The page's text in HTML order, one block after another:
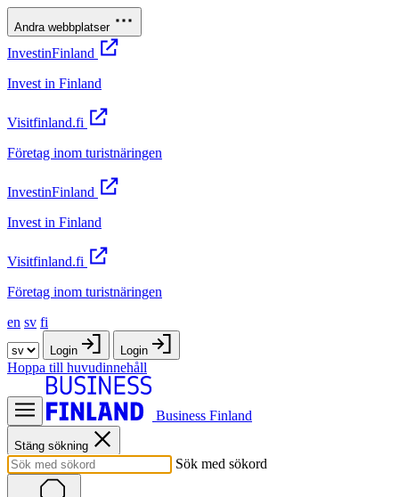
Andra webbplatser
InvestinFinland
Invest in Finland
Visitfinland.fi
Företag inom turistnäringen
InvestinFinland
Invest in Finland
Visitfinland.fi
Företag inom turistnäringen
en sv fi
Login Login
Hoppa till huvudinnehåll
Business Finland
Stäng sökning
Sök med sökord